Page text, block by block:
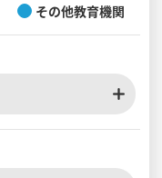
その他教育機関